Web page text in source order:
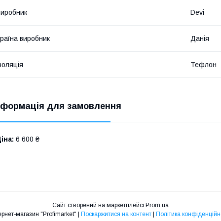
Devi
виробник Данія
Тефлон
для замовлення
6 600 ₴
Сайт створений на маркетплейсі Prom.ua
Інтернет-магазин "Profimarket" | Поскаржитися на контент | Політика